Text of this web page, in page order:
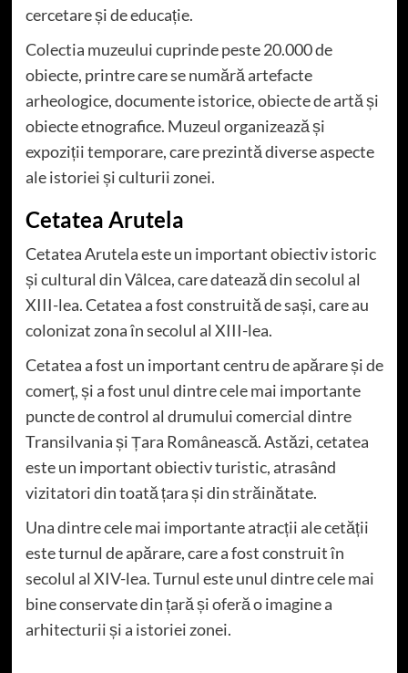
cercetare și de educație.
Colectia muzeului cuprinde peste 20.000 de
obiecte, printre care se numără artefacte
arheologice, documente istorice, obiecte de artă și
obiecte etnografice. Muzeul organizează și
expoziții temporare, care prezintă diverse aspecte
ale istoriei și culturii zonei.
Cetatea Arutela
Cetatea Arutela este un important obiectiv istoric
și cultural din Vâlcea, care datează din secolul al
XIII-lea. Cetatea a fost construită de sași, care au
colonizat zona în secolul al XIII-lea.
Cetatea a fost un important centru de apărare și de
comerț, și a fost unul dintre cele mai importante
puncte de control al drumului comercial dintre
Transilvania și Țara Românească. Astăzi, cetatea
este un important obiectiv turistic, atrasând
vizitatori din toată țara și din străinătate.
Una dintre cele mai importante atracții ale cetății
este turnul de apărare, care a fost construit în
secolul al XIV-lea. Turnul este unul dintre cele mai
bine conservate din țară și oferă o imagine a
arhitecturii și a istoriei zonei.